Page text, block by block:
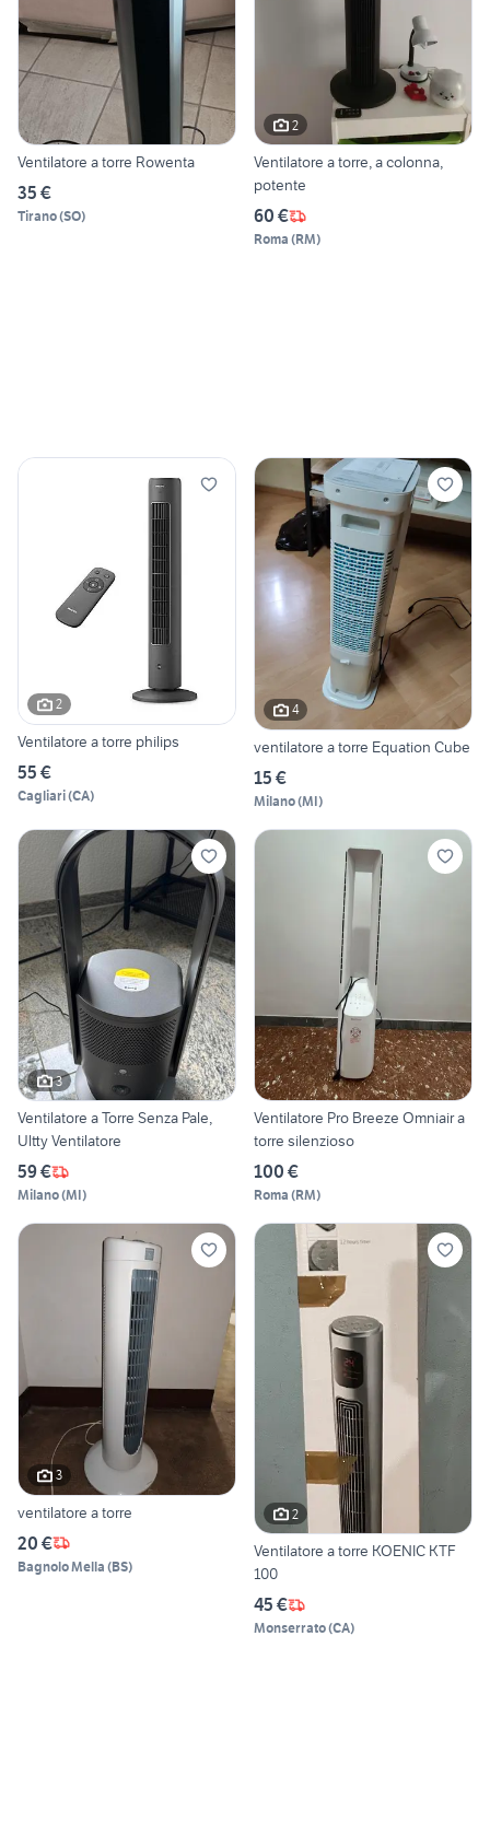
Ventilatore a torre Rowenta
35 €
Tirano(SO)
2
Ventilatore a torre, a colonna,
potente
60 €
Roma (RM)
2
Ventilatore a torre philips
55 €
Cagliari(CA)
4
ventilatore a torre Equation Cube
15 €
Milano(MI)
3
Ventilatore a Torre Senza Pale,
Ultty Ventilatore
59 €
Milano(MI)
Ventilatore Pro Breeze Omniair a
torre silenzioso
100 €
Roma (RM)
3
ventilatore a torre
20 €
Bagnolo Mella (BS)
2
Ventilatore a torre KOENIC KTF
100
45 €
Monserrato(CA)